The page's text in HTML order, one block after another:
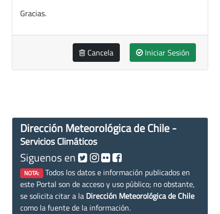
Gracias.
Cancela Iniciar Sesión
Dirección Meteorológica de Chile -
Servicios Climáticos
Siguenos en
NOTA: Todos los datos e información publicados en
este Portal son de acceso y uso público; no obstante,
se solicita citar a la Dirección Meteorológica de Chile
como la fuente de la información.